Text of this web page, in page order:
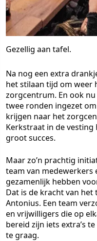
Gezellig aan tafel.
Na nog een extra
het stilaan tijd om weer
zorgcentrum. En ook
twee ronden ingezet
krijgen naar het
Kerkstraat in de vesting
groot succes.
Maar zo’n prachtig
team van
gezamenlijk hebben
Dat is de kracht van
Antonius. Een team
en vrijwilligers die op
bereid zijn iets extra’s
te graag.